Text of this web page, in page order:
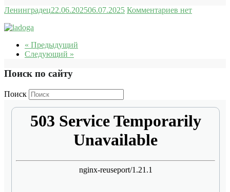
Ленинградец22.06.202506.07.2025 Комментариев нет
« Предыдущий
Следующий »
Поиск по сайту
Поиск